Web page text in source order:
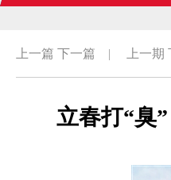
上一篇 下一篇 | 上一期
立春打“臭